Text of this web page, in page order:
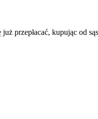
przepłacać, kupując od